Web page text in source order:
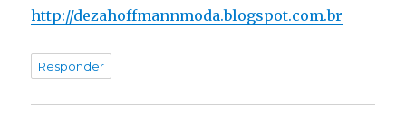
http://dezahoffmannmoda.blogspot.com.br
Responder